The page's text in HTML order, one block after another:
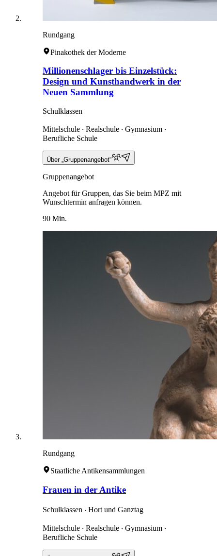
Rundgang
Pinakothek der Moderne
Millionenschlager bis Einzelstück:
Design und Kunsthandwerk in der
Neuen Sammlung
Schulklassen
Mittelschule ‧ Realschule ‧ Gymnasium ‧
Berufliche Schule
Über „Gruppenangebot“
Gruppenangebot
Angebot für Gruppen, das Sie beim MPZ mit
Wunschtermin anfragen können.
90 Min.
Rundgang
Staatliche Antikensammlungen
Frauen in der Antike
Schulklassen ‧ Hort und Ganztag
Mittelschule ‧ Realschule ‧ Gymnasium ‧
Berufliche Schule